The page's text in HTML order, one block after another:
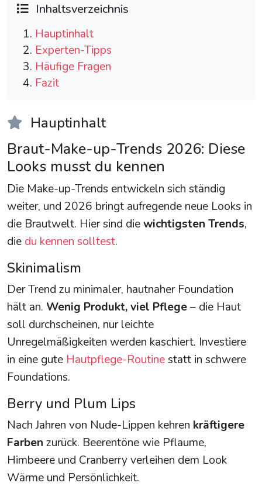
Inhaltsverzeichnis
Hauptinhalt
Experten-Tipps
Häufige Fragen
Fazit
Hauptinhalt
Braut-Make-up-Trends 2026: Diese
Looks musst du kennen
Die Make-up-Trends entwickeln sich ständig
weiter, und 2026 bringt aufregende neue Looks in
die Brautwelt. Hier sind diewichtigsten Trends,
die du kennen solltest.
Skinimalism
Der Trend zu minimaler, hautnaher Foundation
hält an. Wenig Produkt, viel Pflege– die Haut
soll durchscheinen, nur leichte
Unregelmäßigkeiten werden kaschiert. Investiere
in eine gute Hautpflege-Routinestatt in schwere
Foundations.
Berry und Plum Lips
Nach Jahren von Nude-Lippen kehren kräftigere
Farben zurück. Beerentöne wie Pflaume,
Himbeere und Cranberry verleihen dem Look
Wärme und Persönlichkeit.